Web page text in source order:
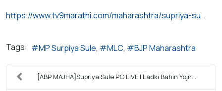
https://www.tv9marathi.com/maharashtra/supriya-sule-warns-bjp-dont-make-me-speak-alleges-horsetrading-in-council-polls-1684347.html
Tags: MP Surpiya Sule MLC BJP Maharashtra
[ABP MAJHA]Supriya Sule PC LIVE | Ladki Bahin Yojn...